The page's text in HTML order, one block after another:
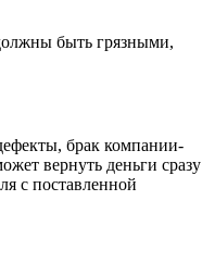
быть грязными,
брак компании-
вернуть деньги сразу
с поставленной